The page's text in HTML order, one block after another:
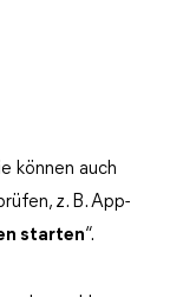
können auch
z. B. App-
starten“.